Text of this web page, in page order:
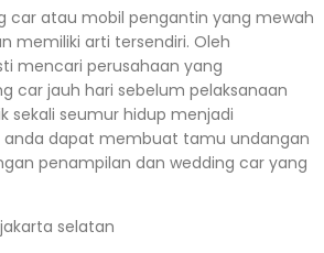
car atau mobil pengantin yang mewah
memiliki arti tersendiri. Oleh
mencari perusahaan yang
car jauh hari sebelum pelaksanaan
sekali seumur hidup menjadi
anda dapat membuat tamu undangan
penampilan dan wedding car yang